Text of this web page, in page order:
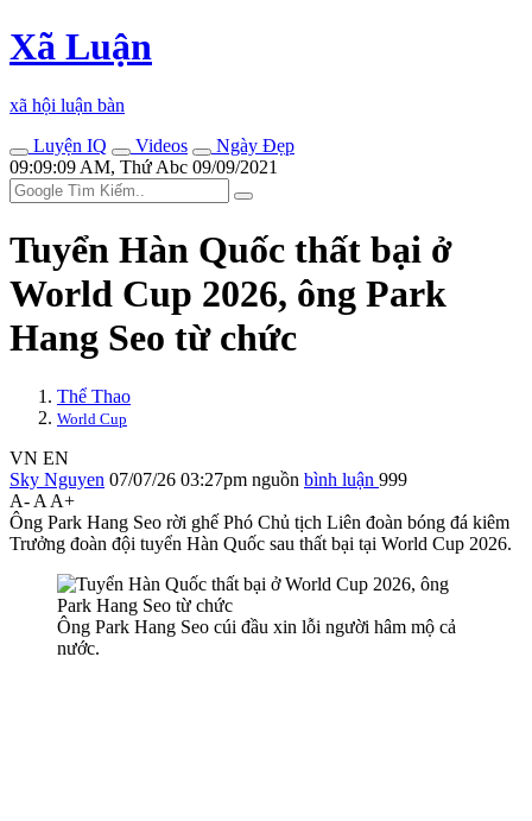
Xã Luận
xã hội luận bàn
Luyện IQ
Videos
Ngày Đẹp
09:09:09 AM, Thứ Abc 09/09/2021
Tuyển Hàn Quốc thất bại ở
World Cup 2026, ông Park
Hang Seo từ chức
Thể Thao
World Cup
VN EN
Sky Nguyen 07/07/26 03:27pm nguồn bình luận 999
A- A A+
Ông Park Hang Seo rời ghế Phó Chủ tịch Liên đoàn bóng đá kiêm
Trưởng đoàn đội tuyển Hàn Quốc sau thất bại tại World Cup 2026.
Ông Park Hang Seo cúi đầu xin lỗi người hâm mộ cả
nước.